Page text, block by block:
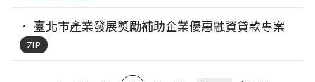
臺北市產業發展獎勵補助企業優惠融資貸款專案
ZIP